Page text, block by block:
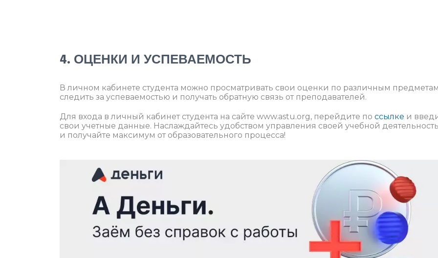
4. ОЦЕНКИ И УСПЕВАЕМОСТЬ
В личном кабинете студента можно просматривать свои оценки по различным
следить за успеваемостью и получать обратную связь от преподавателей.
Для входа в личный кабинет студента на сайте www.astu.org, перейдите по ссылке и
свои учетные данные. Наслаждайтесь удобством управления своей учебной
и получайте максимум от образовательного процесса!